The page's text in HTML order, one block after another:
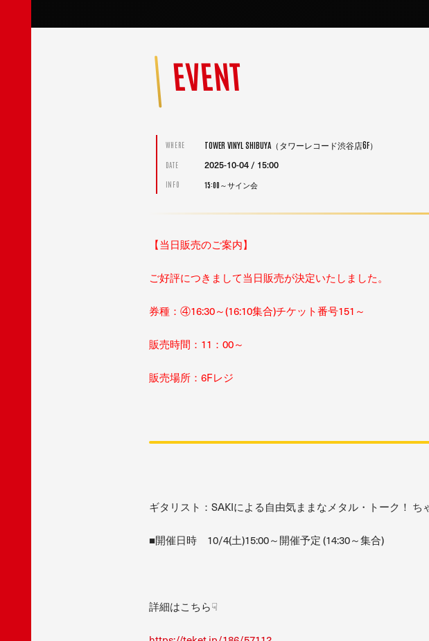
EVENT
WHERE TOWER VINYL SHIBUYA（タワーレコード渋谷店6F）
DATE 2025-10-04 / 15:00
INFO 15:00～サイン会
【当日販売のご案内】
ご好評につきまして当日販売が決定いたしました。
券種：④16:30～(16:10集合)チケット番号151～
販売時間：11：00～
販売場所：6Fレジ
ギタリスト：SAKIによる自由気ままなメタル・トーク！
■開催日時 10/4(土)15:00～開催予定 (14:30～集合)
詳細はこちら☟